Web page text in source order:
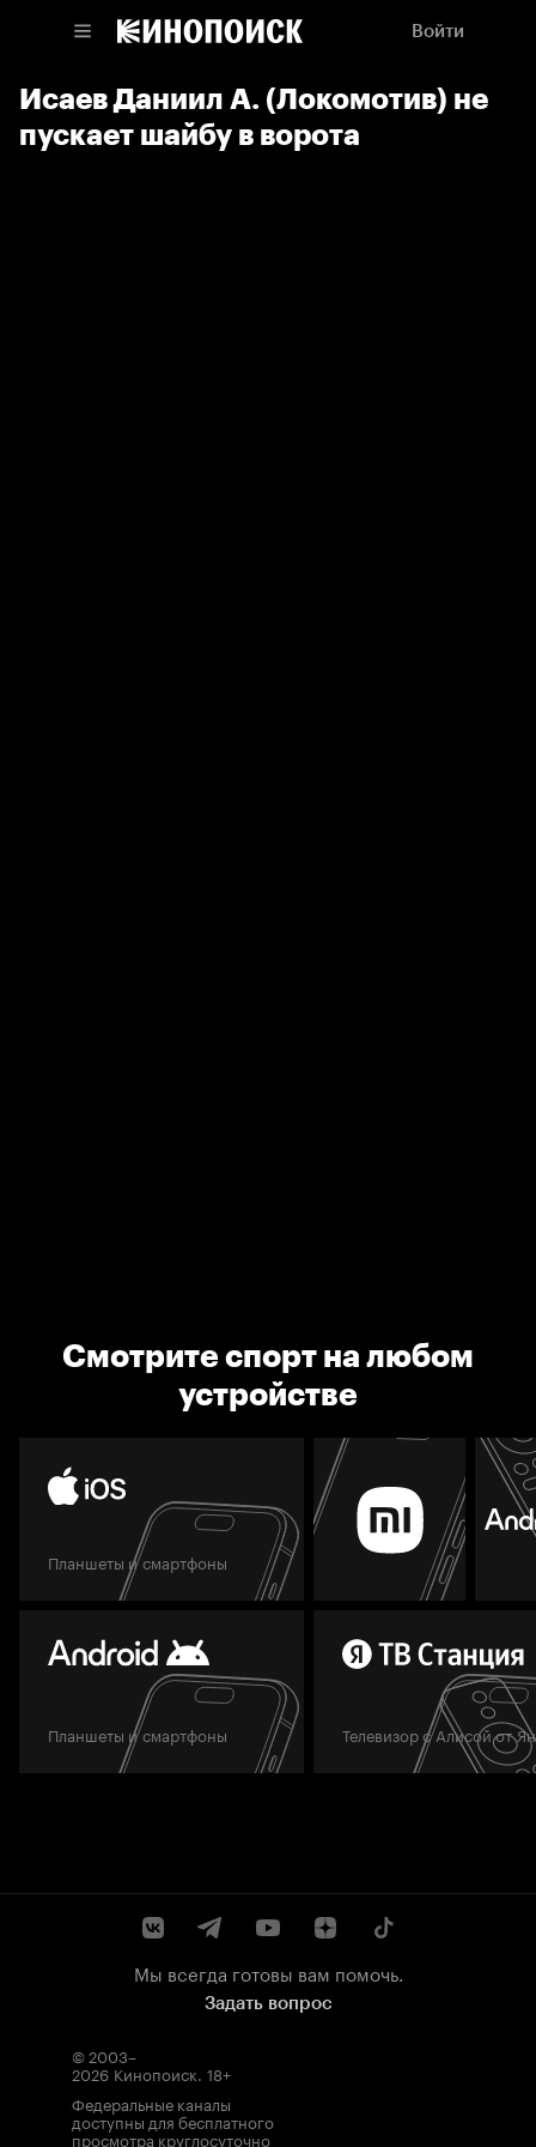
Войти
Исаев Даниил А. (Локомотив) не
пускает шайбу в ворота
Смотрите спорт на любом
устройстве
Планшеты и смартфоны
Планшеты и смартфоны Телевизор с Алисой от
Мы всегда готовы вам помочь.
Задать вопрос
© 2003–
2026 Кинопоиск. 18+
Федеральные каналы
доступны для бесплатного
просмотра круглосуточно